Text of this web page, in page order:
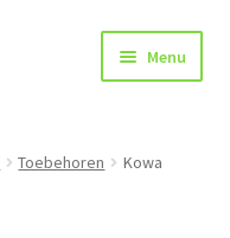
Menu
Toebehoren
Kowa